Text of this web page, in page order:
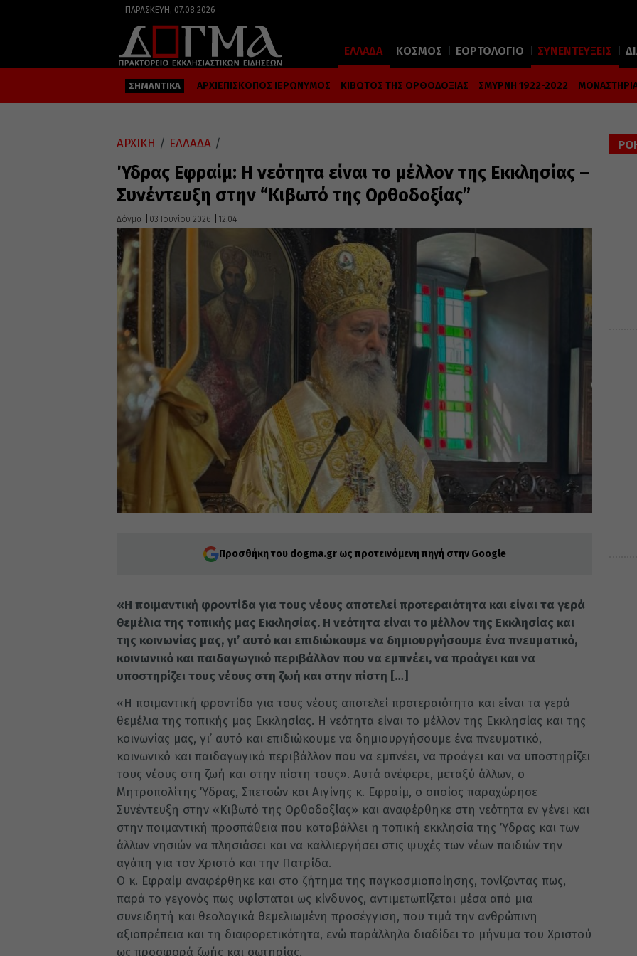
ΠΑΡΑΣΚΕΥΉ, 07.08.2026
ΕΛΛΑΔΑ ΚΟΣΜΟΣ ΕΟΡΤΟΛΟΓΙΟ ΣΥΝΕΝΤΕΥΞΕΙΣ
ΣΗΜΑΝΤΙΚΑ ΑΡΧΙΕΠΙΣΚΟΠΟΣ ΙΕΡΩΝΥΜΟΣ ΚΙΒΩΤΟΣ ΤΗΣ ΟΡΘΟΔΟΞΙΑΣ ΣΜΥΡΝΗ 1922-2022
ΑΡΧΙΚΗ / ΕΛΛΑΔΑ /
Ύδρας Εφραίμ: Η νεότητα είναι το μέλλον της Εκκλησίας –
Συνέντευξη στην “Κιβωτό της Ορθοδοξίας”
Δόγμα 03 Ιουνίου 2026 12:04
Προσθήκη του dogma.gr ως προτεινόμενη πηγή στην Google
«Η ποιμαντική φροντίδα για τους νέους αποτελεί προτεραιότητα και είναι τα γερά
θεμέλια της τοπικής μας Εκκλησίας. Η νεότητα είναι το μέλλον της Εκκλησίας και
της κοινωνίας μας, γι’ αυτό και επιδιώκουμε να δημιουργήσουμε ένα πνευματικό,
κοινωνικό και παιδαγωγικό περιβάλλον που να εμπνέει, να προάγει και να
υποστηρίζει τους νέους στη ζωή και στην πίστη […]
«Η ποιμαντική φροντίδα για τους νέους αποτελεί προτεραιότητα και είναι τα γερά
θεμέλια της τοπικής μας Εκκλησίας. Η νεότητα είναι το μέλλον της Εκκλησίας και της
κοινωνίας μας, γι’ αυτό και επιδιώκουμε να δημιουργήσουμε ένα πνευματικό,
κοινωνικό και παιδαγωγικό περιβάλλον που να εμπνέει, να προάγει και να υποστηρίζει
τους νέους στη ζωή και στην πίστη τους». Αυτά ανέφερε, μεταξύ άλλων, ο
Μητροπολίτης Ύδρας, Σπετσών και Αιγίνης κ. Εφραίμ, ο οποίος παραχώρησε
Συνέντευξη στην «Κιβωτό της Ορθοδοξίας» και αναφέρθηκε στη νεότητα εν γένει και
στην ποιμαντική προσπάθεια που καταβάλλει η τοπική εκκλησία της Ύδρας και των
άλλων νησιών να πλησιάσει και να καλλιεργήσει στις ψυχές των νέων παιδιών την
αγάπη για τον Χριστό και την Πατρίδα.
Ο κ. Εφραίμ αναφέρθηκε και στο ζήτημα της παγκοσμιοποίησης, τονίζοντας πως,
παρά το γεγονός πως υφίσταται ως κίνδυνος, αντιμετωπίζεται μέσα από μια
συνειδητή και θεολογικά θεμελιωμένη προσέγγιση, που τιμά την ανθρώπινη
αξιοπρέπεια και τη διαφορετικότητα, ενώ παράλληλα διαδίδει το μήνυμα του Χριστού
ως προσφορά ζωής και σωτηρίας.